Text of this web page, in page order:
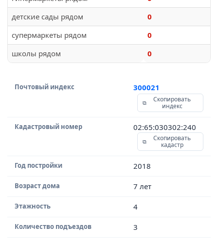
детские сады рядом
0
супермаркеты рядом
0
школы рядом
0
Почтовый индекс 300021
Скопировать
индекс
Кадастровый номер 02:65:030302:240
Скопировать
кадастр
Год постройки 2018
Возраст дома 7 лет
Этажность 4
Количество подъездов 3